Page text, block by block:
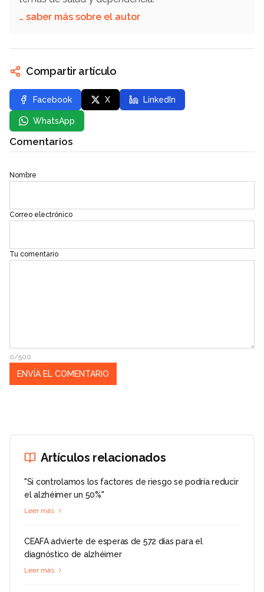
… saber más sobre el autor
Compartir artículo
Facebook X LinkedIn
WhatsApp
Comentarios
Nombre
Correo electrónico
Tu comentario
0/500
Artículos relacionados
"Si controlamos los factores de riesgo se podría reducir
el alzhéimer un 50%"
Leer más
CEAFA advierte de esperas de 572 días para el
diagnóstico de alzhéimer
Leer más